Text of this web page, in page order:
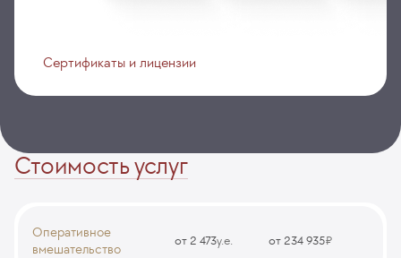
Сертификаты и лицензии
Стоимость услуг
Оперативное
вмешательство
от 2 473у.е. от 234 935₽